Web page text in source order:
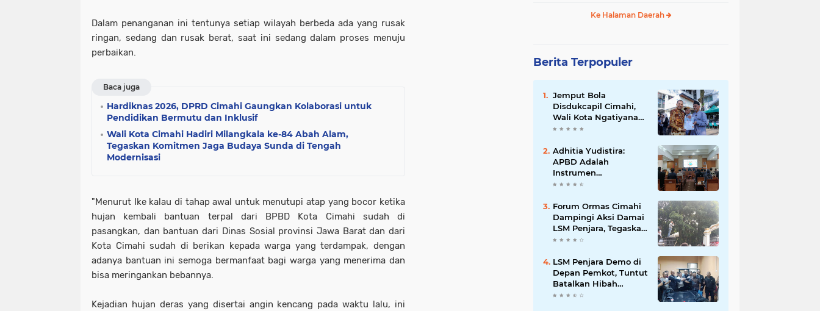
Dalam penanganan ini tentunya setiap wilayah berbeda ada yang rusak
ringan, sedang dan rusak berat, saat ini sedang dalam proses menuju
perbaikan.
Baca juga
Hardiknas 2026, DPRD Cimahi Gaungkan Kolaborasi untuk
Pendidikan Bermutu dan Inklusif
Wali Kota Cimahi Hadiri Milangkala ke-84 Abah Alam,
Tegaskan Komitmen Jaga Budaya Sunda di Tengah
Modernisasi
"Menurut Ike kalau di tahap awal untuk menutupi atap yang bocor ketika
hujan kembali bantuan terpal dari BPBD Kota Cimahi sudah di
pasangkan, dan bantuan dari Dinas Sosial provinsi Jawa Barat dan dari
Kota Cimahi sudah di berikan kepada warga yang terdampak, dengan
adanya bantuan ini semoga bermanfaat bagi warga yang menerima dan
bisa meringankan bebannya.
Kejadian hujan deras yang disertai angin kencang pada waktu lalu, ini
Ke Halaman Daerah
Berita Terpopuler
Jemput Bola
Disdukcapil Cimahi,
Wali Kota Ngatiyana
Serahkan 771
Warga Terdampak
Ganti Nama Jalan
Adhitia Yudistira:
APBD Adalah
Instrumen
Kesejahteraan, Bukan
Angka
Forum Ormas Cimahi
Dampingi Aksi Damai
LSM Penjara, Tegaskan
Solidaritas dan Jaga
LSM Penjara Demo di
Depan Pemkot, Tuntut
Batalkan Hibah
Gedung dan Hentikan